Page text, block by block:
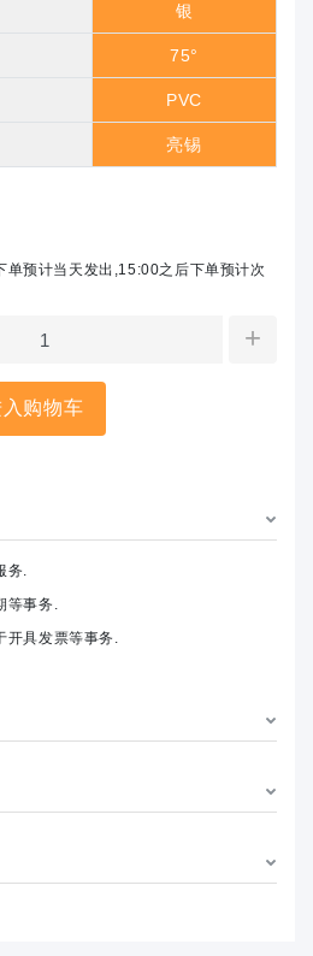
银
75°
PVC
亮锡
预计当天发出,15:00之后下单预计次
+
购物车
务.
等事务.
开具发票等事务.